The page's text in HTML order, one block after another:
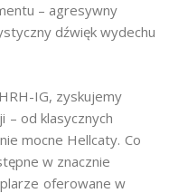
– agresywny
dźwięk wydechu
IG, zyskujemy
od klasycznych
mocne Hellcaty. Co
w znacznie
oferowane w